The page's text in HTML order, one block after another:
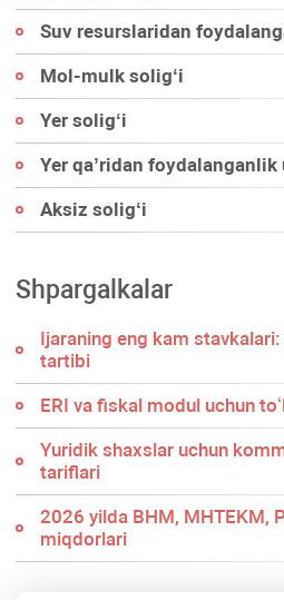
Suv resurslaridan
Mol-mulk soligʻi
Yer soligʻi
Yer qa’ridan
Aksiz soligʻi
Shpargalkalar
Ijaraning eng kam
tartibi
ERI va fiskal modul uchun
Yuridik shaхslar uchun
tariflari
2026 yilda BHM, MHTEKM,
miqdorlari